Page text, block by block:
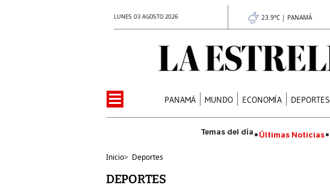
LUNES 03 AGOSTO 2026 23.9°C | PANAMÁ
PANAMÁ MUNDO ECONOMÍA DEPORTES
Últimas Noticias
Inicio> Deportes
DEPORTES